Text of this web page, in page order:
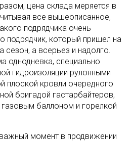
цена склада меряется в
все вышеописанное,
подрядчика очень
подрядчик, который пришел на
сезон, а всерьез и надолго.
однодневка, специально
гидроизоляции рулонными
плоской кровли очередного
бригадой гастарбайтеров,
баллоном и горелкой
момент в продвижении